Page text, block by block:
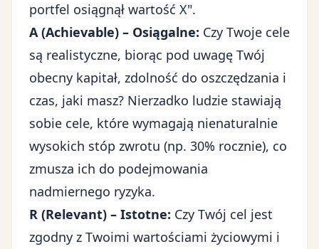
portfel osiągnął wartość X".
A (Achievable) – Osiągalne: Czy Twoje cele
są realistyczne, biorąc pod uwagę Twój
obecny kapitał, zdolność do oszczędzania i
czas, jaki masz? Nierzadko ludzie stawiają
sobie cele, które wymagają nienaturalnie
wysokich stóp zwrotu (np. 30% rocznie), co
zmusza ich do podejmowania
nadmiernego ryzyka.
R (Relevant) – Istotne: Czy Twój cel jest
zgodny z Twoimi wartościami życiowymi i